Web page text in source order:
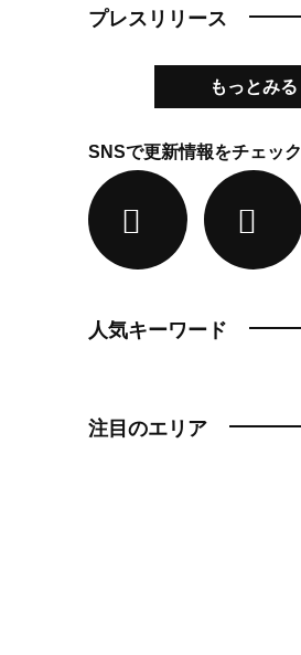
プレスリリース
もっとみる
SNSで更新情報をチェック
人気キーワード
注目のエリア